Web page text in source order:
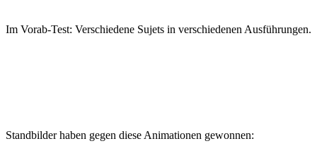
Im Vorab-Test: Verschiedene Sujets in verschiedenen Ausführungen.
Standbilder haben gegen diese Animationen gewonnen: